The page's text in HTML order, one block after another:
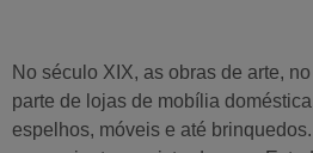
No século XIX, as obras de arte,
parte de lojas de mobília
espelhos, móveis e até